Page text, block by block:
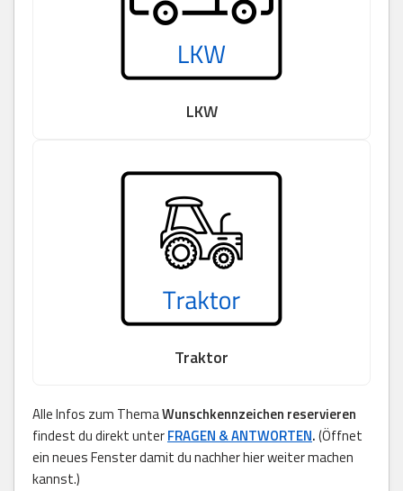
LKW
Traktor
Alle Infos zum ThemaWunschkennzeichen reservieren
findest du direkt unterFRAGEN & ANTWORTEN.(Öffnet
ein neues Fenster damit du nachher hier weiter machen
kannst.)